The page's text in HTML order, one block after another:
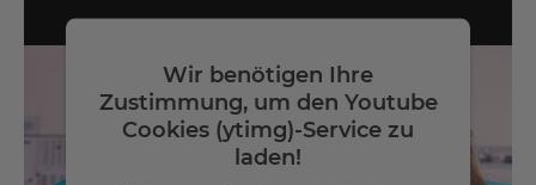
Wir benötigen Ihre
Zustimmung, um den Youtube
Cookies (ytimg)-Service zu
laden!